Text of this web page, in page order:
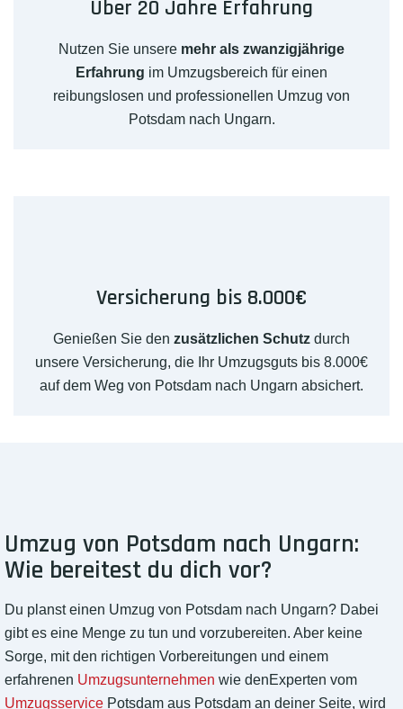
Über 20 Jahre Erfahrung
Nutzen Sie unsere mehr als zwanzigjährige
Erfahrung im Umzugsbereich für einen
reibungslosen und professionellen Umzug von
Potsdam nach Ungarn.
Versicherung bis 8.000€
Genießen Sie den zusätzlichen Schutz durch
unsere Versicherung, die Ihr Umzugsguts bis 8.000€
auf dem Weg von Potsdam nach Ungarn absichert.
Umzug von Potsdam nach Ungarn:
Wie bereitest du dich vor?
Du planst einen Umzug von Potsdam nach Ungarn? Dabei
gibt es eine Menge zu tun und vorzubereiten. Aber keine
Sorge, mit den richtigen Vorbereitungen und einem
erfahrenen Umzugsunternehmen wie denExperten vom
Umzugsservice Potsdam aus Potsdam an deiner Seite, wird